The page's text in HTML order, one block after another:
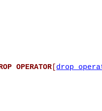
OPERATOR